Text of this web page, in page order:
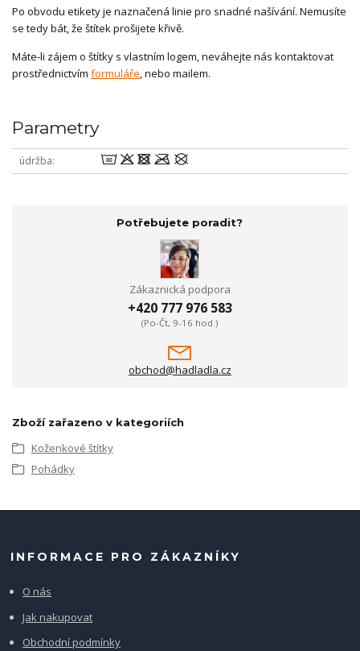
Po obvodu etikety je naznačená linie pro snadné našívání. Nemusíte
se tedy bát, že štítek prošijete křivě.
Máte-li zájem o štítky s vlastním logem, neváhejte nás kontaktovat
prostřednictvím formuláře, nebo mailem.
Parametry
údržba wodmU
Potřebujete poradit?
Zákaznická podpora
+420 777 976 583
(Po-Čt, 9-16 hod.)
obchod@hadladla.cz
Zboží zařazeno v kategoriích
Koženkové štítky
Pohádky
INFORMACE PRO ZÁKAZNÍKY
O nás
Jak nakupovat
Obchodní podmínky